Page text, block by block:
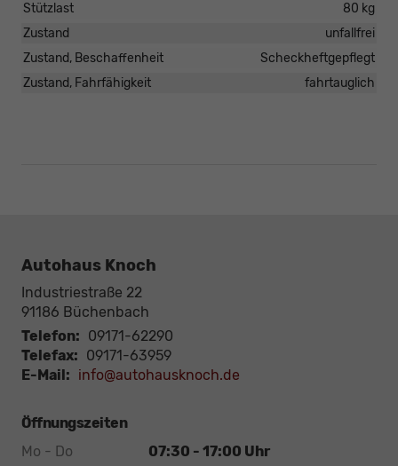
Stützlast
80 kg
Zustand
unfallfrei
Zustand, Beschaffenheit
Scheckheftgepflegt
Zustand, Fahrfähigkeit
fahrtauglich
Autohaus Knoch
Industriestraße 22
91186 Büchenbach
Telefon: 09171-62290
Telefax: 09171-63959
E-Mail: info@autohausknoch.de
Öffnungszeiten
Mo - Do
07:30 - 17:00 Uhr